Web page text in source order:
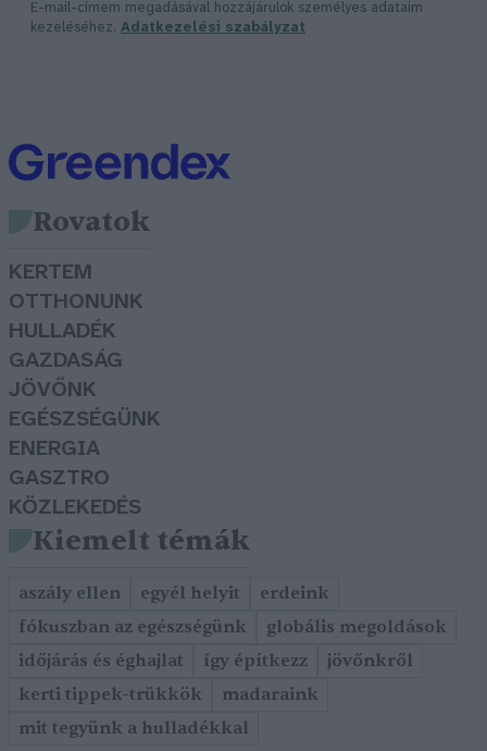
E-mail-címem megadásával hozzájárulok személyes adataim
kezeléséhez. Adatkezelési szabályzat
Rovatok
KERTEM
OTTHONUNK
HULLADÉK
GAZDASÁG
JÖVŐNK
EGÉSZSÉGÜNK
ENERGIA
GASZTRO
KÖZLEKEDÉS
Kiemelt témák
aszály ellen egyél helyit
erdeink
fókuszban az egészségünk
globális megoldások
időjárás és éghajlat
így építkezz
jövőnkről
kerti tippek-trükkök
madaraink
mit tegyünk a hulladékkal